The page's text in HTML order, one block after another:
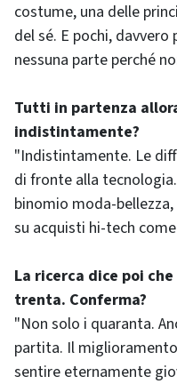
costume, una delle
del sé. E pochi,
nessuna parte perché
Tutti in partenza
indistintamente?
"Indistintamente. Le
di fronte alla
binomio moda-
su acquisti hi-tech
La ricerca dice poi
trenta. Conferma?
"Non solo i quaranta.
partita. Il
sentire eternamente